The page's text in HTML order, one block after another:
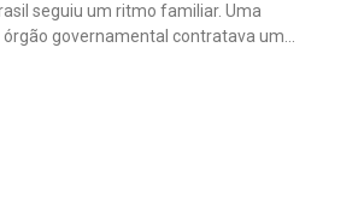
seguiu um ritmo familiar. Uma
órgão governamental contratava um